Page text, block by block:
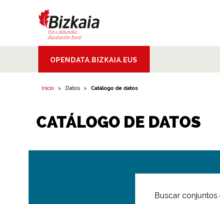
Aldundia.Diputacion
Foral de Bizkaia
OPENDATA.BIZKAIA.EUS
Inicio Datos Catálogo de datos
CATÁLOGO DE DATOS